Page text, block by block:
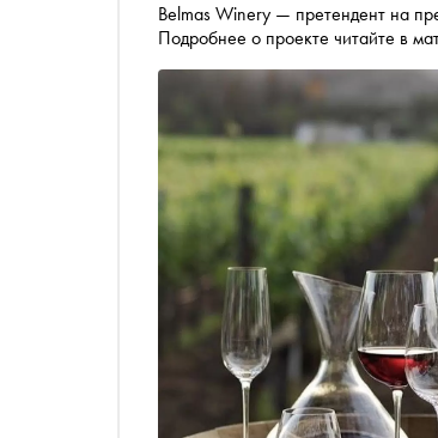
Belmas Winery — претендент на
Подробнее о проекте читайте в